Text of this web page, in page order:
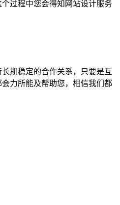
过程中您会得知网站设计服务
期稳定的合作关系，只要是互
力所能及帮助您，相信我们都